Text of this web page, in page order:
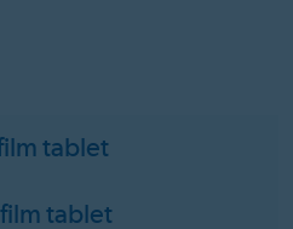
tablet
tablet